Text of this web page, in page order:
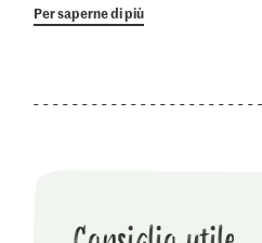
Per saperne di più